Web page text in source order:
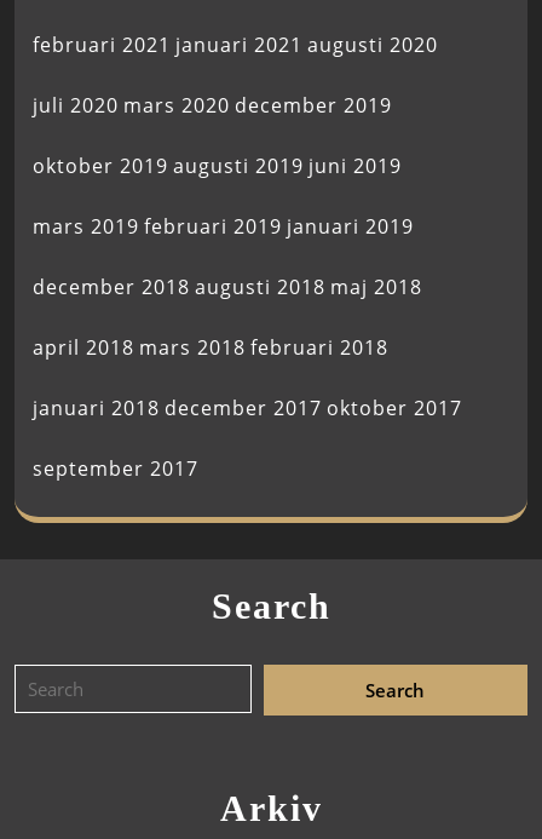
februari 2021 januari 2021 augusti 2020
juli 2020 mars 2020 december 2019
oktober 2019 augusti 2019 juni 2019
mars 2019 februari 2019 januari 2019
december 2018 augusti 2018 maj 2018
april 2018 mars 2018 februari 2018
januari 2018 december 2017 oktober 2017
september 2017
Search
Arkiv